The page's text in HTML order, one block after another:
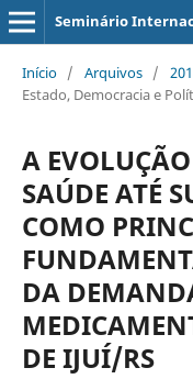
Seminário
Início / Arquivos /
Estado, Democracia e
A
SAÚDE ATÉ
COMO
DA
DE IJUÍ/RS